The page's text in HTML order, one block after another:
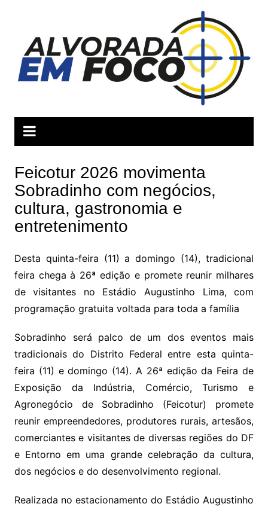
conteúdo
Feicotur 2026 movimenta
Sobradinho com negócios,
cultura, gastronomia e
entretenimento
Desta quinta-feira (11) a domingo (14), tradicional
feira chega à 26ª edição e promete reunir milhares
de visitantes no Estádio Augustinho Lima, com
programação gratuita voltada para toda a família
Sobradinho será palco de um dos eventos mais
tradicionais do Distrito Federal entre esta quinta-
feira (11) e domingo (14). A 26ª edição da Feira de
Exposição da Indústria, Comércio, Turismo e
Agronegócio de Sobradinho (Feicotur) promete
reunir empreendedores, produtores rurais, artesãos,
comerciantes e visitantes de diversas regiões do DF
e Entorno em uma grande celebração da cultura,
dos negócios e do desenvolvimento regional.
Realizada no estacionamento do Estádio Augustinho